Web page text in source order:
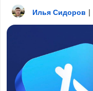
Илья Сидоров |